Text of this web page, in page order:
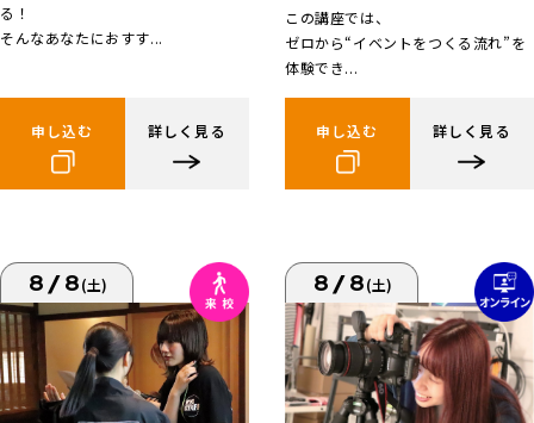
る！
そんなあなたにおすす...
申し込む 詳しく見る
この講座では、
ゼロから“イベントをつくる流れ”を
体験でき...
申し込む 詳しく見る
8/8(土) 8/8(土)